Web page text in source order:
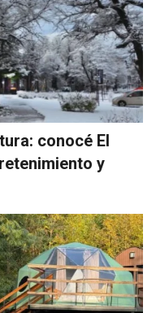
conocé El
y